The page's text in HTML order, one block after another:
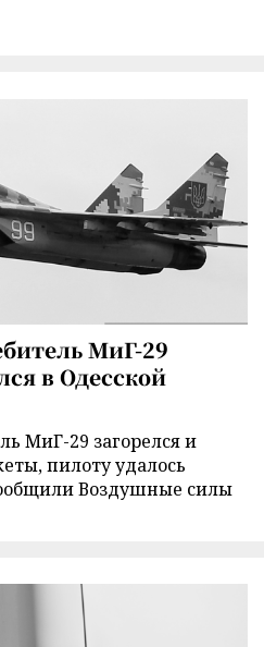
МиГ-29
в Одесской
МиГ-29 загорелся и
пилоту удалось
Воздушные силы